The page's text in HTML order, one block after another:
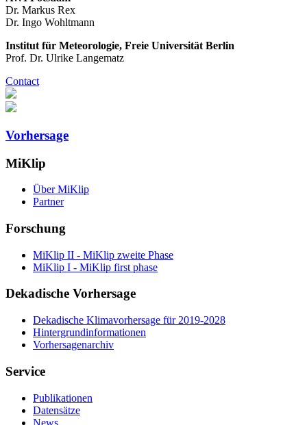
Dr. Markus Rex
Dr. Ingo Wohltmann
Institut für Meteorologie, Freie Universität Berlin
Prof. Dr. Ulrike Langematz
Contact
Vorhersage
MiKlip
Über MiKlip
Partner
Forschung
MiKlip II - MiKlip zweite Phase
MiKlip I - MiKlip first phase
Dekadische Vorhersage
Dekadische Klimavorhersage für 2019-2028
Hintergrundinformationen
Vorhersagenarchiv
Service
Publikationen
Datensätze
News